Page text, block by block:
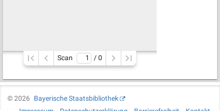
Scan / 0
©2026
Bayerische Staatsbibliothek